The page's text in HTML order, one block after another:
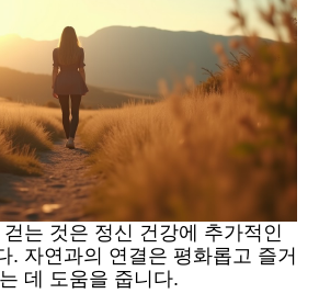
는 것은 정신 건강에 추가적인
. 자연과의 연결은 평화롭고 즐거
데 도움을 줍니다.